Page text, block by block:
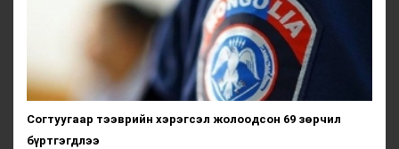
Согтуугаар тээврийн хэрэгсэл жолоодсон 69 зөрчил
бүртгэгдлээ